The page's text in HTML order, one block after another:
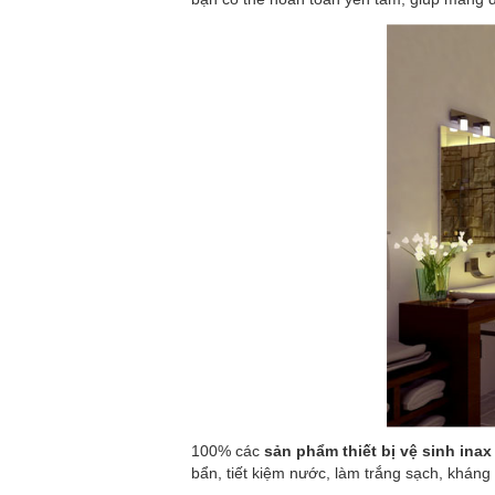
100% các sản phẩm thiết bị vệ sinh inax
bẩn, tiết kiệm nước, làm trắng sạch,